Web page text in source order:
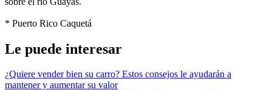
* Puerto Rico Caquetá
Le puede interesar
¿Quiere vender bien su carro? Estos consejos le ayudarán a
mantener y aumentar su valor